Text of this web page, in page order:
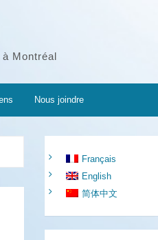
Montréal
Nous joindre
Français
English
简体中文